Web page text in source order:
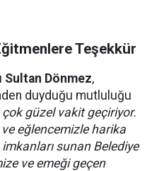
Teşekkür
Sultan Dönmez,
duyduğu mutluluğu
çok güzel vakit geçiriyor.
eğlencemizle harika
sunan Belediye
ve emeği geçen